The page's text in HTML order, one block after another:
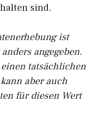
sind.
ist
angegeben.
tatsächlichen
aber auch
für diesen Wert